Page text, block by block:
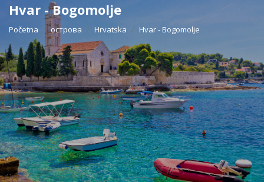
Hvar - Bogomolje
Početna острова Hrvatska Hvar - Bogomolje